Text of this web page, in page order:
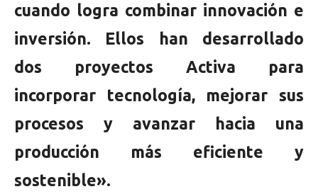
cuando logra combinar innovación e
inversión. Ellos han desarrollado
dos proyectos Activa para
incorporar tecnología, mejorar sus
procesos y avanzar hacia una
producción más eficiente y
sostenible».